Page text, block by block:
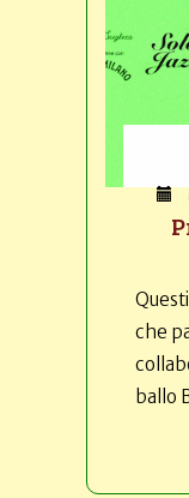
che
ballo